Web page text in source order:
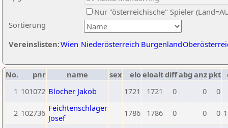
Sortierung
Nur "österreichische" Spieler
Vereinslisten:Wien Niederösterreich Burgenland
No. pnr name sex eloeloaltdiffabg anz pkt
1 101072 Blocher Jakob 1721 1721 0 0 0
2 102736 Feichtenschlager
Josef
1786 1786 0 0 0